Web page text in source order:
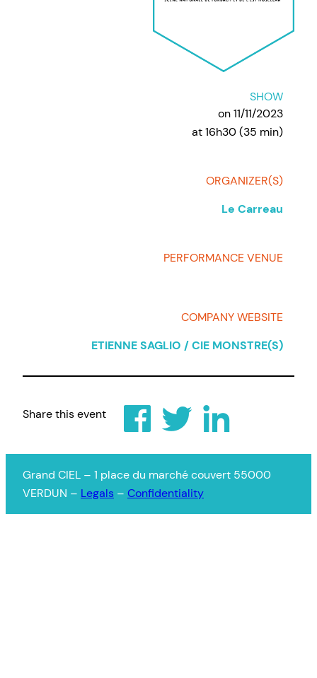
SHOW
on 11/11/2023
at 16h30 (35 min)
ORGANIZER(S)
Le Carreau
PERFORMANCE VENUE
COMPANY WEBSITE
ETIENNE SAGLIO / CIE MONSTRE(S)
Share this event
Grand CIEL – 1 place du marché couvert 55000
VERDUN – Legals – Confidentiality